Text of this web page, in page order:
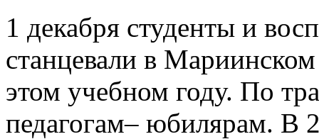
1 декабря студенты и
станцевали в
этом учебном году. По
педагогам– юбилярам. В